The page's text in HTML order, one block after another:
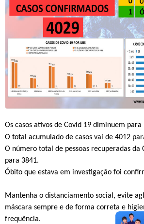
Os casos ativos de Covid 19 diminuem para
O total acumulado de casos vai de 4012
O número total de pessoas recuperadas da
para 3841.
Óbito que estava em investigação foi
Mantenha o distanciamento social, evite
máscara sempre e de forma correta e
frequência.